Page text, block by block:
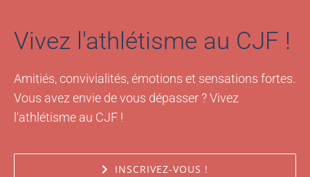
Vivez l'athlétisme au CJF !
Amitiés, convivialités, émotions et sensations fortes.
Vous avez envie de vous dépasser ? Vivez
l'athlétisme au CJF !
INSCRIVEZ-VOUS !